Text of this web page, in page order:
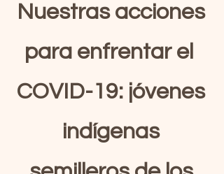
Nuestras acciones
para enfrentar el
COVID-19: jóvenes
indígenas